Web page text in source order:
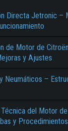
Directa Jetronic –
de Motor de
y Ajustes
Neumáticos –
del Motor
y Procedimientos